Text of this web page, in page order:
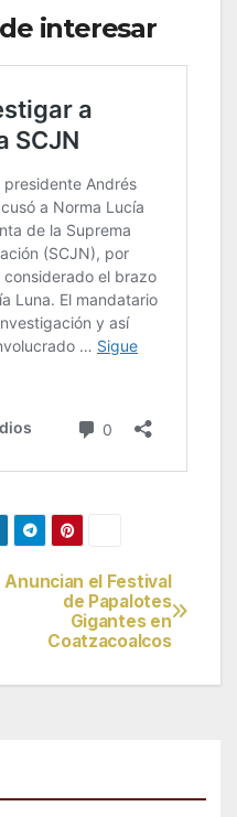
interesar
Anuncian el Festival
de Papalotes
Gigantes en
Coatzacoalcos